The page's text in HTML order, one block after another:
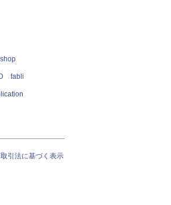
fabli
引法に基づく表示